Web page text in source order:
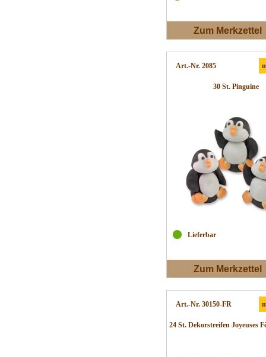
Zum Merkzettel
Art.-Nr. 2085
30 St. Pinguine
Lieferbar
Zum Merkzettel
Art.-Nr. 30150-FR
24 St. Dekorstreifen Joyeuses